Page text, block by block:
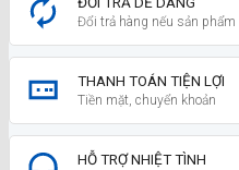
Đổi trả hàng nếu sản phẩm
THANH TOÁN TIỆN LỢI
Tiền mặt, chuyển khoản
HỖ TRỢ NHIỆT TÌNH